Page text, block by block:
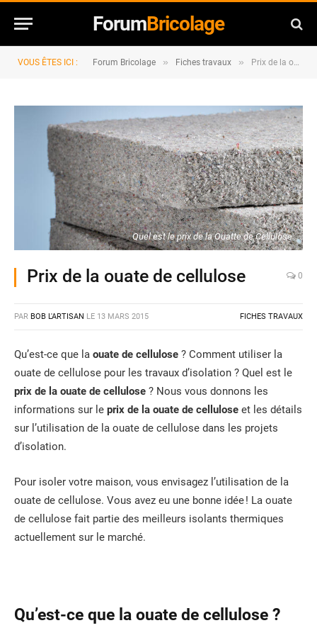
ForumBricolage
VOUS ÊTES ICI : Forum Bricolage » Fiches travaux » Prix de la ouate de cellulose
Quel est le prix de la Ouatte de Cellulose
Prix de la ouate de cellulose 0
PAR BOB L'ARTISAN LE 13 MARS 2015 FICHES TRAVAUX
Qu’est-ce que la ouate de cellulose ? Comment utiliser la
ouate de cellulose pour les travaux d’isolation ? Quel est le
prix de la ouate de cellulose ? Nous vous donnons les
informations sur le prix de la ouate de cellulose et les détails
sur l’utilisation de la ouate de cellulose dans les projets
d’isolation.
Pour isoler votre maison, vous envisagez l’utilisation de la
ouate de cellulose. Vous avez eu une bonne idée ! La ouate
de cellulose fait partie des meilleurs isolants thermiques
actuellement sur le marché.
Qu’est-ce que la ouate de cellulose ?